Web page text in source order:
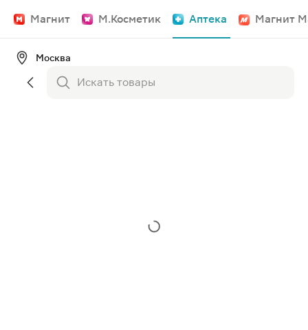
Магнит М.Косметик Аптека Магнит
Москва